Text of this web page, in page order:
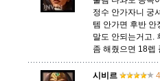
말파이트 멜
바이 베이가 베인
정수 안가자니 궁
템 안가면 후반
말도 안되는거고.
좀 해줬으면 18렙
시비르